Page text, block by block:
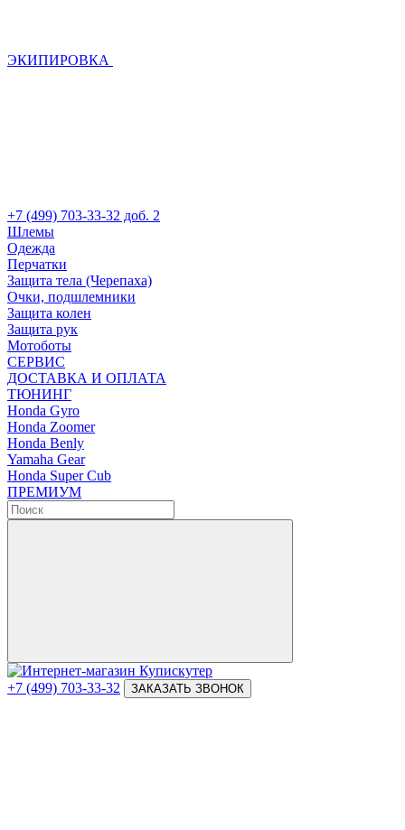
ЭКИПИРОВКА
+7 (499) 703-33-32 доб. 2
Шлемы
Одежда
Перчатки
Защита тела (Черепаха)
Очки, подшлемники
Защита колен
Защита рук
Мотоботы
СЕРВИС
ДОСТАВКА И ОПЛАТА
ТЮНИНГ
Honda Gyro
Honda Zoomer
Honda Benly
Yamaha Gear
Honda Super Cub
ПРЕМИУМ
+7 (499) 703-33-32 ЗАКАЗАТЬ ЗВОНОК